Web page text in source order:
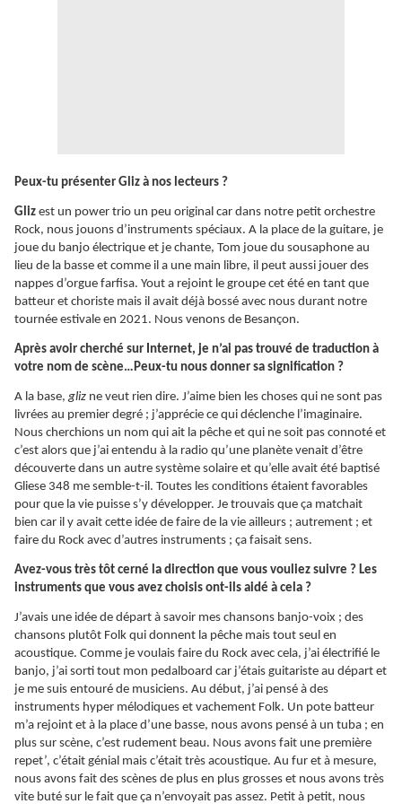
Peux-tu présenter Gliz à nos lecteurs ?
Gliz est un power trio un peu original car dans notre petit orchestre
Rock, nous jouons d’instruments spéciaux. A la place de la guitare, je
joue du banjo électrique et je chante, Tom joue du sousaphone au
lieu de la basse et comme il a une main libre, il peut aussi jouer des
nappes d’orgue farfisa. Yout a rejoint le groupe cet été en tant que
batteur et choriste mais il avait déjà bossé avec nous durant notre
tournée estivale en 2021. Nous venons de Besançon.
Après avoir cherché sur Internet, je n’ai pas trouvé de traduction à
votre nom de scène…Peux-tu nous donner sa signification ?
A la base, gliz ne veut rien dire. J’aime bien les choses qui ne sont pas
livrées au premier degré ; j’apprécie ce qui déclenche l’imaginaire.
Nous cherchions un nom qui ait la pêche et qui ne soit pas connoté et
c’est alors que j’ai entendu à la radio qu’une planète venait d’être
découverte dans un autre système solaire et qu’elle avait été baptisé
Gliese 348 me semble-t-il. Toutes les conditions étaient favorables
pour que la vie puisse s’y développer. Je trouvais que ça matchait
bien car il y avait cette idée de faire de la vie ailleurs ; autrement ; et
faire du Rock avec d’autres instruments ; ça faisait sens.
Avez-vous très tôt cerné la direction que vous vouliez suivre ? Les
instruments que vous avez choisis ont-ils aidé à cela ?
J’avais une idée de départ à savoir mes chansons banjo-voix ; des
chansons plutôt Folk qui donnent la pêche mais tout seul en
acoustique. Comme je voulais faire du Rock avec cela, j’ai électrifié le
banjo, j’ai sorti tout mon pedalboard car j’étais guitariste au départ et
je me suis entouré de musiciens. Au début, j’ai pensé à des
instruments hyper mélodiques et vachement Folk. Un pote batteur
m’a rejoint et à la place d’une basse, nous avons pensé à un tuba ; en
plus sur scène, c’est rudement beau. Nous avons fait une première
repet’, c’était génial mais c’était très acoustique. Au fur et à mesure,
nous avons fait des scènes de plus en plus grosses et nous avons très
vite buté sur le fait que ça n’envoyait pas assez. Petit à petit, nous